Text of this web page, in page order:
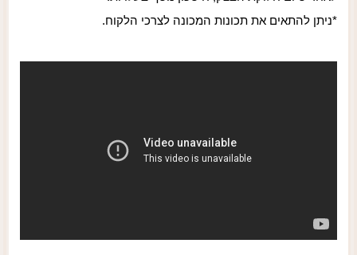
*ניתן להתאים את תכונות המכונה לצרכי הלקוח.